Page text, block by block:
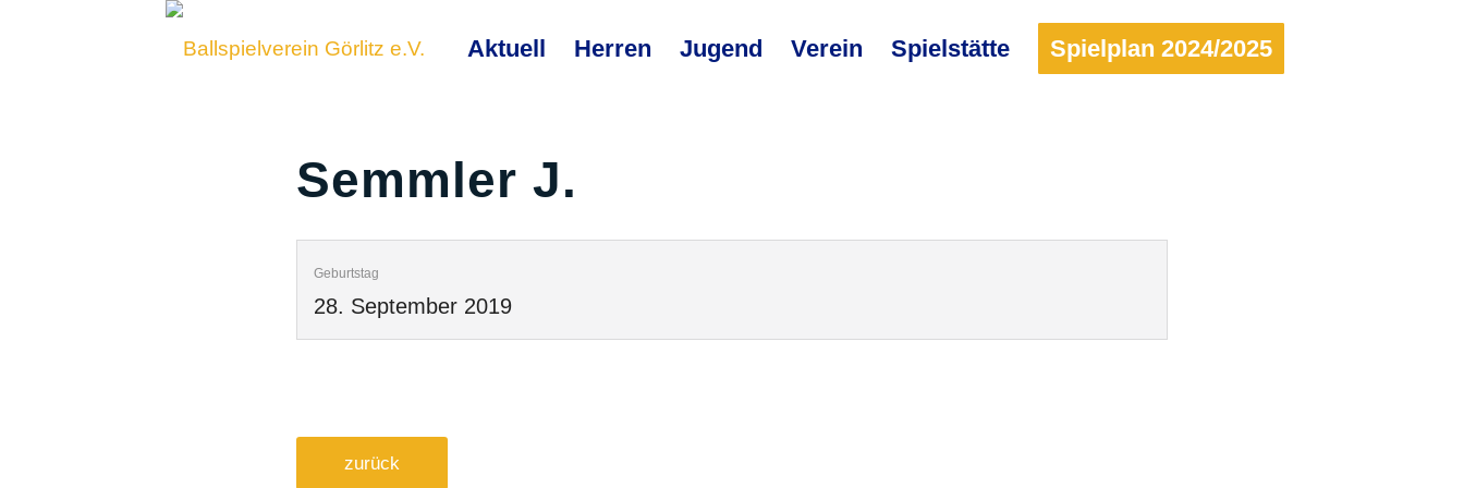
Aktuell Herren Jugend Verein Spielstätte Spielplan 2024/2025
Semmler J.
Geburtstag
28. September 2019
zurück